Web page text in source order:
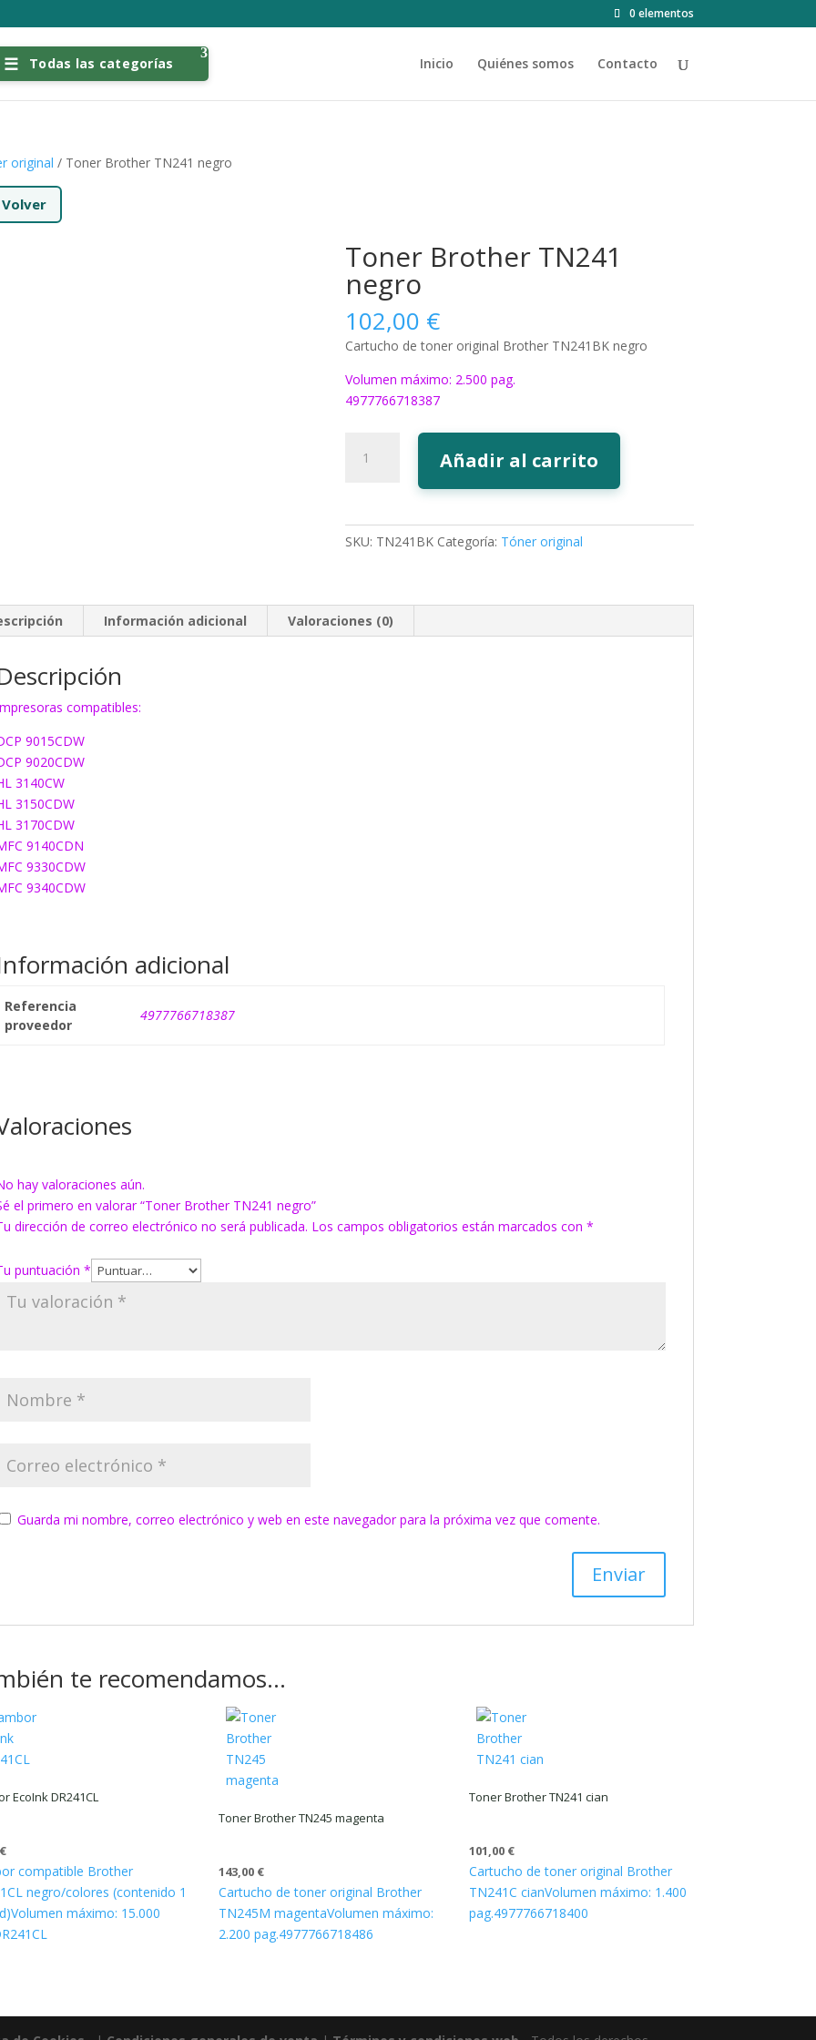
0 elementos
Todas las categorías Inicio Quiénes somos Contacto
original / Toner Brother TN241 negro
Volver
Toner Brother TN241
negro
102,00 €
Cartucho de toner original Brother TN241BK negro
Volumen máximo: 2.500 pag.
4977766718387
Brother
cantidad
Añadir al carrito
SKU: TN241BK Categoría: Tóner original
Información adicional Valoraciones (0)
compatibles:
9015CDW
9020CDW
3140CW
3150CDW
3170CDW
9140CDN
9330CDW
9340CDW
adicional
Referencia
proveedor
4977766718387
hay valoraciones aún.
el primero en valorar “Toner Brother TN241 negro”
dirección de correo electrónico no será publicada. Los campos obligatorios están marcados con*
puntuación*
Guarda mi nombre, correo electrónico y web en este navegador para la próxima vez que comente.
te recomendamos…
EcoInk DR241CL
€
compatible Brother
negro/colores (contenido 1
Volumen máximo: 15.000
Toner Brother TN245 magenta
143,00 €
Cartucho de toner original Brother
TN245M magentaVolumen máximo:
2.200 pag.4977766718486
Toner Brother TN241 cian
101,00 €
Cartucho de toner original Brother
TN241C cianVolumen máximo: 1.400
pag.4977766718400